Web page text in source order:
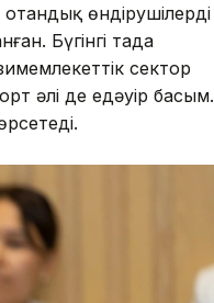
өндірушілердің
Бүгінгі таңда
сектор
әлі де едәуір басым.